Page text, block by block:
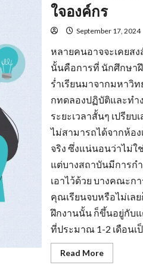
ความ
รับมือ
งาน
ใจองค์กร
September 17, 2024
หลายคนอาจจะเคยส
นั้นคือการที่ นักศึกษา
ร่ำเรียนมาจากมหาวิ
กทดลองปฏิบัติและทำ
ระยะเวลาสั้นๆ เปรีย
ไม่สามารถได้จากห้อ
จริง ซึ่งแน่นอนว่าไม่ใ
แต่บางสถาบันมีการก
เอาไว้ด้วย บางคณะ
คุณเรียนจบหรือไม่เล
ฝึกงานนั้น ก็ขึ้นอยู่กับ
ที่ประมาณ 1-2 เดือนเ
Read MoreRead
more